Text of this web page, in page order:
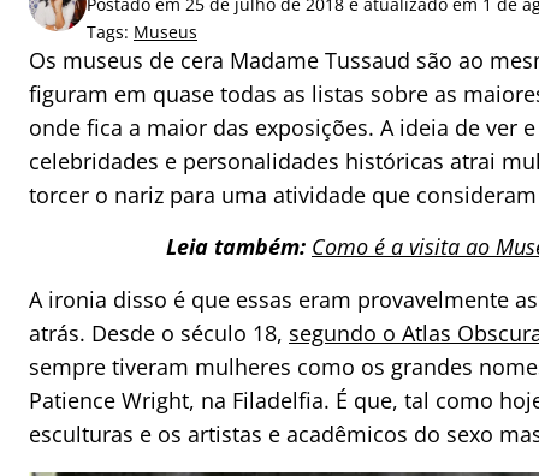
r
p
o
:
Tags: Museus
Os museus de cera Madame Tussaud são ao
figuram em quase todas as listas sobre as
onde fica a maior das exposições. A ideia de
celebridades e personalidades históricas atrai
torcer o nariz para uma atividade que consideram
Leia também: Como é a visita ao
A ironia disso é que essas eram provavelmente
atrás. Desde o século 18, segundo o Atlas
sempre tiveram mulheres como os grandes
Patience Wright, na Filadelfia. É que, tal como
esculturas e os artistas e acadêmicos do sexo